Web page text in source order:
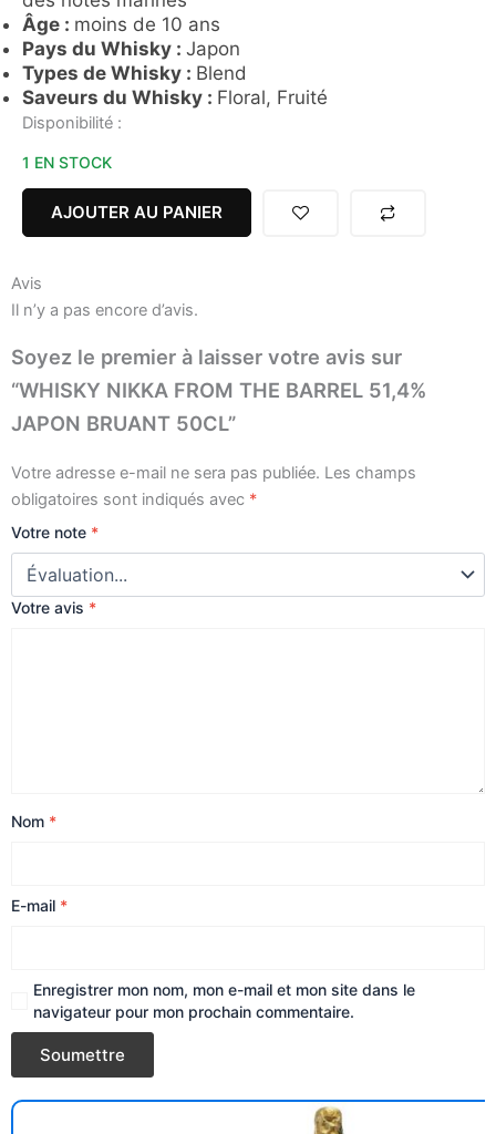
Âge : moins de 10 ans
Pays du Whisky : Japon
Types de Whisky : Blend
Saveurs du Whisky : Floral, Fruité
Disponibilité :
1 EN STOCK
quantité
WHISKY
NIKKA
FROM
THE
51,4%
BRUANT
AJOUTER AU PANIER
Avis
Il n’y a pas encore d’avis.
Soyez le premier à laisser votre avis sur
“WHISKY NIKKA FROM THE BARREL 51,4%
JAPON BRUANT 50CL”
Votre adresse e-mail ne sera pas publiée. Les champs
obligatoires sont indiqués avec *
Votre note *
Votre avis *
Nom *
E-mail *
Enregistrer mon nom, mon e-mail et mon site dans le
navigateur pour mon prochain commentaire.